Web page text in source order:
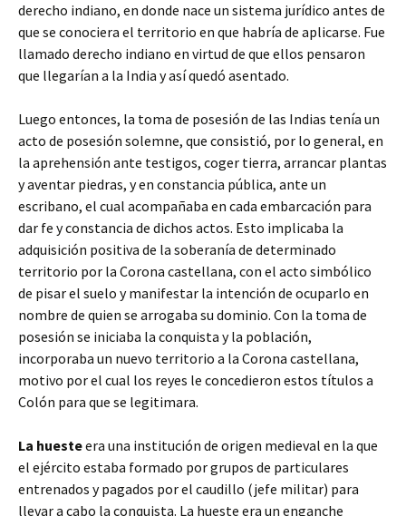
derecho indiano, en donde nace un sistema jurídico antes de
que se conociera el territorio en que habría de aplicarse. Fue
llamado derecho indiano en virtud de que ellos pensaron
que llegarían a la India y así quedó asentado.
Luego entonces, la toma de posesión de las Indias tenía un
acto de posesión solemne, que consistió, por lo general, en
la aprehensión ante testigos, coger tierra, arrancar plantas
y aventar piedras, y en constancia pública, ante un
escribano, el cual acompañaba en cada embarcación para
dar fe y constancia de dichos actos. Esto implicaba la
adquisición positiva de la soberanía de determinado
territorio por la Corona castellana, con el acto simbólico
de pisar el suelo y manifestar la intención de ocuparlo en
nombre de quien se arrogaba su dominio. Con la toma de
posesión se iniciaba la conquista y la población,
incorporaba un nuevo territorio a la Corona castellana,
motivo por el cual los reyes le concedieron estos títulos a
Colón para que se legitimara.
La huesteera una institución de origen medieval en la que
el ejército estaba formado por grupos de particulares
entrenados y pagados por el caudillo (jefe militar) para
llevar a cabo la conquista. La hueste era un enganche